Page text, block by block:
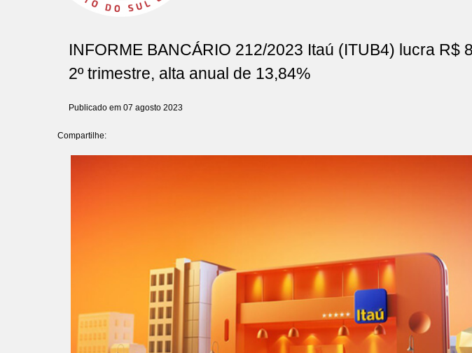
INFORME BANCÁRIO 212/2023 Itaú (ITUB4) lucra R$
2º trimestre, alta anual de 13,84%
Publicado em 07 agosto 2023
Compartilhe: